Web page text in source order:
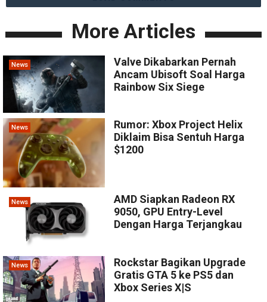
More Articles
News
Valve Dikabarkan Pernah
Ancam Ubisoft Soal Harga
Rainbow Six Siege
News
Rumor: Xbox Project Helix
Diklaim Bisa Sentuh Harga
$1200
News
AMD Siapkan Radeon RX
9050, GPU Entry-Level
Dengan Harga Terjangkau
News
Rockstar Bagikan Upgrade
Gratis GTA 5 ke PS5 dan
Xbox Series X|S